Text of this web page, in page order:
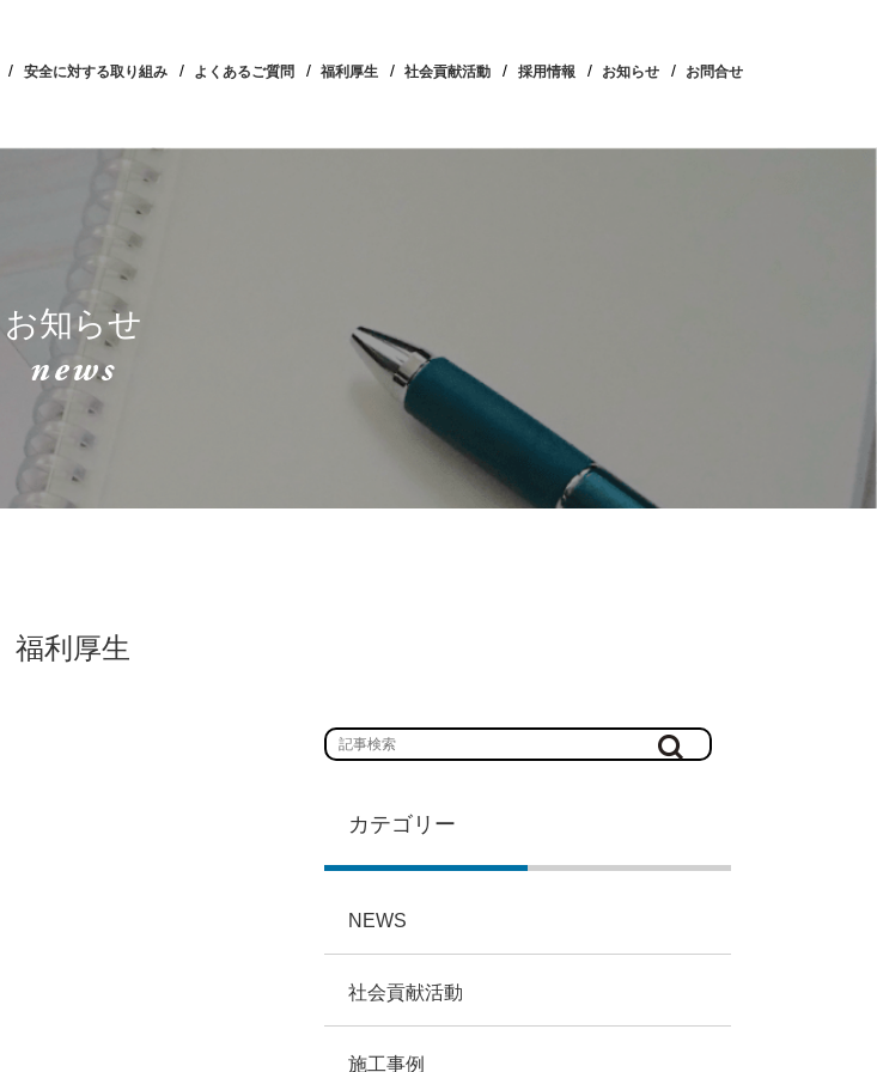
安全に対する取り組み よくあるご質問 福利厚生 社会貢献活動 採用情報 お知らせ お問合せ
お知らせ
福利厚生
カテゴリー
NEWS
社会貢献活動
施工事例